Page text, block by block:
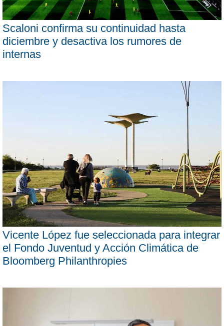
Scaloni confirma su continuidad hasta
diciembre y desactiva los rumores de
internas
Vicente López fue seleccionada para integrar
el Fondo Juventud y Acción Climática de
Bloomberg Philanthropies